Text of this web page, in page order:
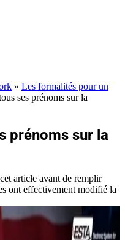
» Les formalités pour un
ses prénoms sur la
prénoms sur la
article avant de remplir
ont effectivement modifié la